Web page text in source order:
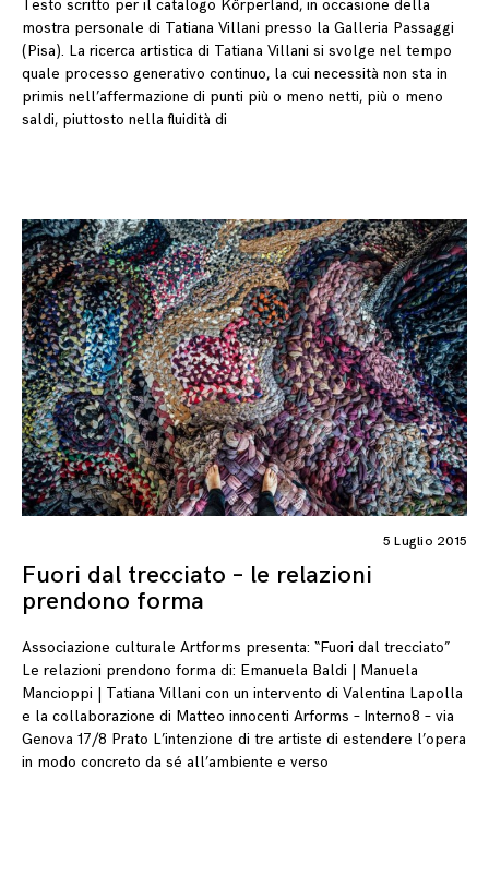
Testo scritto per il catalogo Körperland, in occasione della
mostra personale di Tatiana Villani presso la Galleria Passaggi
(Pisa). La ricerca artistica di Tatiana Villani si svolge nel tempo
quale processo generativo continuo, la cui necessità non sta in
primis nell’affermazione di punti più o meno netti, più o meno
saldi, piuttosto nella fluidità di
5 Luglio 2015
Fuori dal trecciato – le relazioni
prendono forma
Associazione culturale Artforms presenta: “Fuori dal trecciato”
Le relazioni prendono forma di: Emanuela Baldi | Manuela
Mancioppi | Tatiana Villani con un intervento di Valentina Lapolla
e la collaborazione di Matteo innocenti Arforms – Interno8 – via
Genova 17/8 Prato L’intenzione di tre artiste di estendere l’opera
in modo concreto da sé all’ambiente e verso